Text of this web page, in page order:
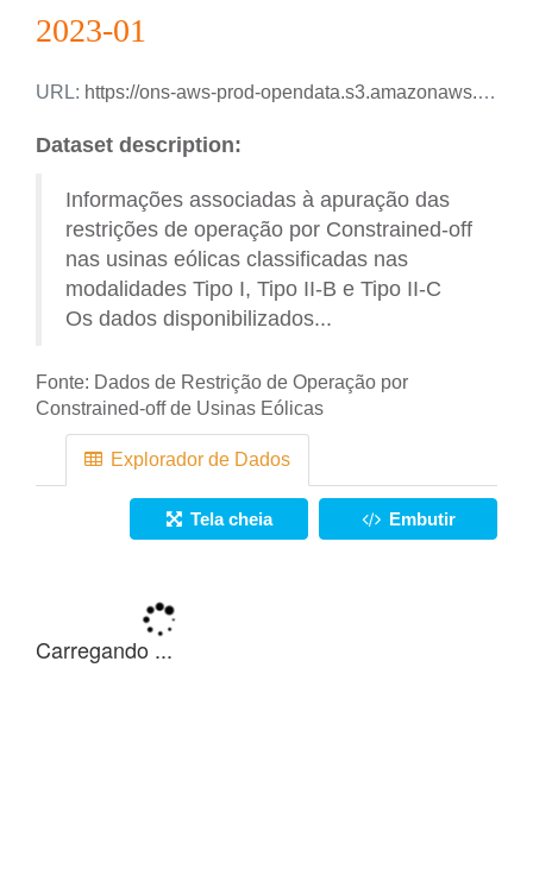
2023-01
URL: https://ons-aws-prod-opendata.s3.amazonaws.com/dataset/restricao_coff_eolica_tm/RESTRICAO_COFF_EOLICA_2023_01.csv
Dataset description:
Informações associadas à apuração das
restrições de operação por Constrained-off
nas usinas eólicas classificadas nas
modalidades Tipo I, Tipo II-B e Tipo II-C
Os dados disponibilizados...
Fonte: Dados de Restrição de Operação por
Constrained-off de Usinas Eólicas
Explorador de Dados
Tela cheia Embutir